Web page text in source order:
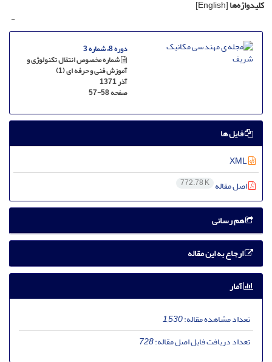
کلیدواژه‌ها[English]
-
دوره 8، شماره 3
شماره مخصوص انتقال تکنولوژی و
آموزش فنی و حرفه ای (1)
آذر 1371
صفحه57-58
فایل ها
اصل مقاله 772.78 K
هم رسانی
ارجاع به این مقاله
آمار
تعداد مشاهده مقاله:1,530
تعداد دریافت فایل اصل مقاله:728